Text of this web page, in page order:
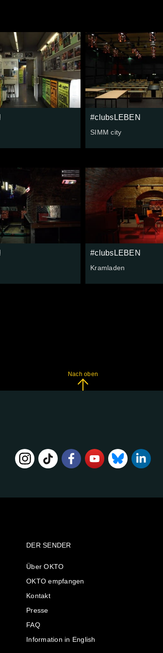
#clubsLEBEN
SIMM city
#clubsLEBEN
Kramladen
Nach oben
DER SENDER
Über OKTO
OKTO empfangen
Kontakt
Presse
FAQ
Information in English